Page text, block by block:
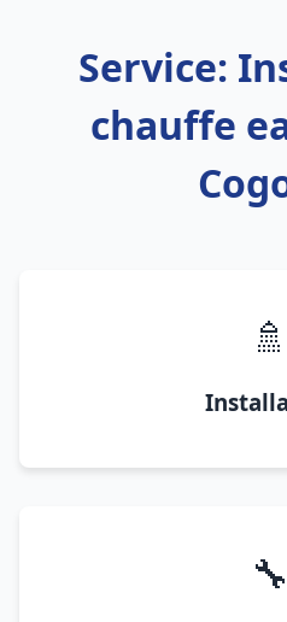
Service:
chauffe
🚿
🔧